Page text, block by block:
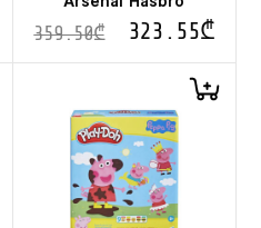
359.50₾ 323.55₾